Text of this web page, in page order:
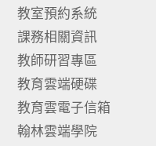
教室預約系統
課務相關資訊
教師研習專區
教育雲端硬碟
教育雲電子信箱
翰林雲端學院